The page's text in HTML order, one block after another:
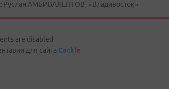
Руслан АМБИВАЛЕНТОВ, «Владивосток»
are disabled
для сайта Cackle